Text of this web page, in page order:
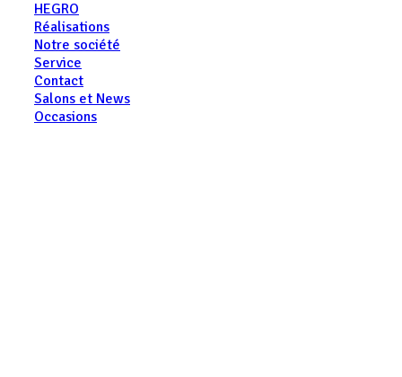
HEGRO
Réalisations
Notre société
Service
Contact
Salons et News
Occasions